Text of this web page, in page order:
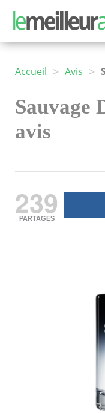
Accueil > Avis >
Sauvage
avis
239
PARTAGES